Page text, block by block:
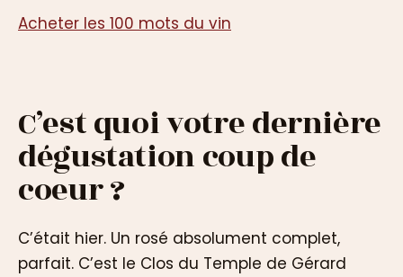
Acheter les 100 mots du vin
C’est quoi votre dernière
dégustation coup de
coeur ?
C’était hier. Un rosé absolument complet,
parfait. C’est le Clos du Temple de Gérard